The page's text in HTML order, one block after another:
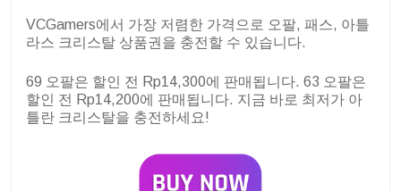
VCGamers에서 가장 저렴한 가격으로 오팔, 패스, 아틀
라스 크리스탈 상품권을 충전할 수 있습니다.
69 오팔은 할인 전 Rp14,300에 판매됩니다. 63 오팔은
할인 전 Rp14,200에 판매됩니다. 지금 바로 최저가 아
틀란 크리스탈을 충전하세요!